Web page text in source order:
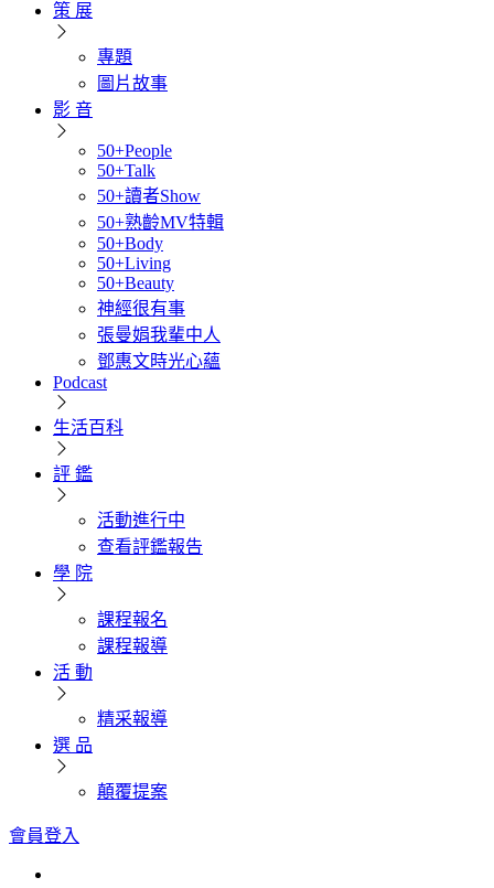
策 展
專題
圖片故事
影 音
50+People
50+Talk
50+讀者Show
50+熟齡MV特輯
50+Body
50+Living
50+Beauty
神經很有事
張曼娟我輩中人
鄧惠文時光心蘊
Podcast
生活百科
評 鑑
活動進行中
查看評鑑報告
學 院
課程報名
課程報導
活 動
精采報導
選 品
顛覆提案
會員登入